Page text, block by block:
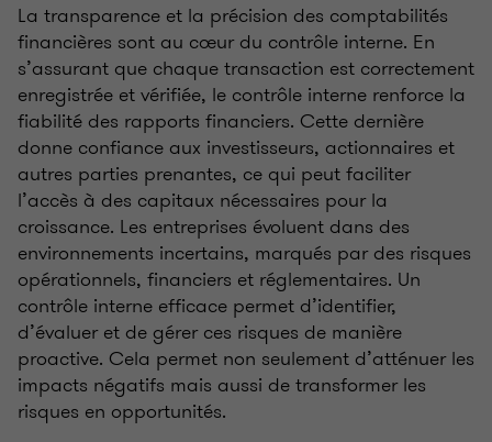
La transparence et la précision des comptabilités
financières sont au cœur du contrôle interne. En
s’assurant que chaque transaction est correctement
enregistrée et vérifiée, le contrôle interne renforce la
fiabilité des rapports financiers. Cette dernière
donne confiance aux investisseurs, actionnaires et
autres parties prenantes, ce qui peut faciliter
l’accès à des capitaux nécessaires pour la
croissance. Les entreprises évoluent dans des
environnements incertains, marqués par des risques
opérationnels, financiers et réglementaires. Un
contrôle interne efficace permet d’identifier,
d’évaluer et de gérer ces risques de manière
proactive. Cela permet non seulement d’atténuer les
impacts négatifs mais aussi de transformer les
risques en opportunités.